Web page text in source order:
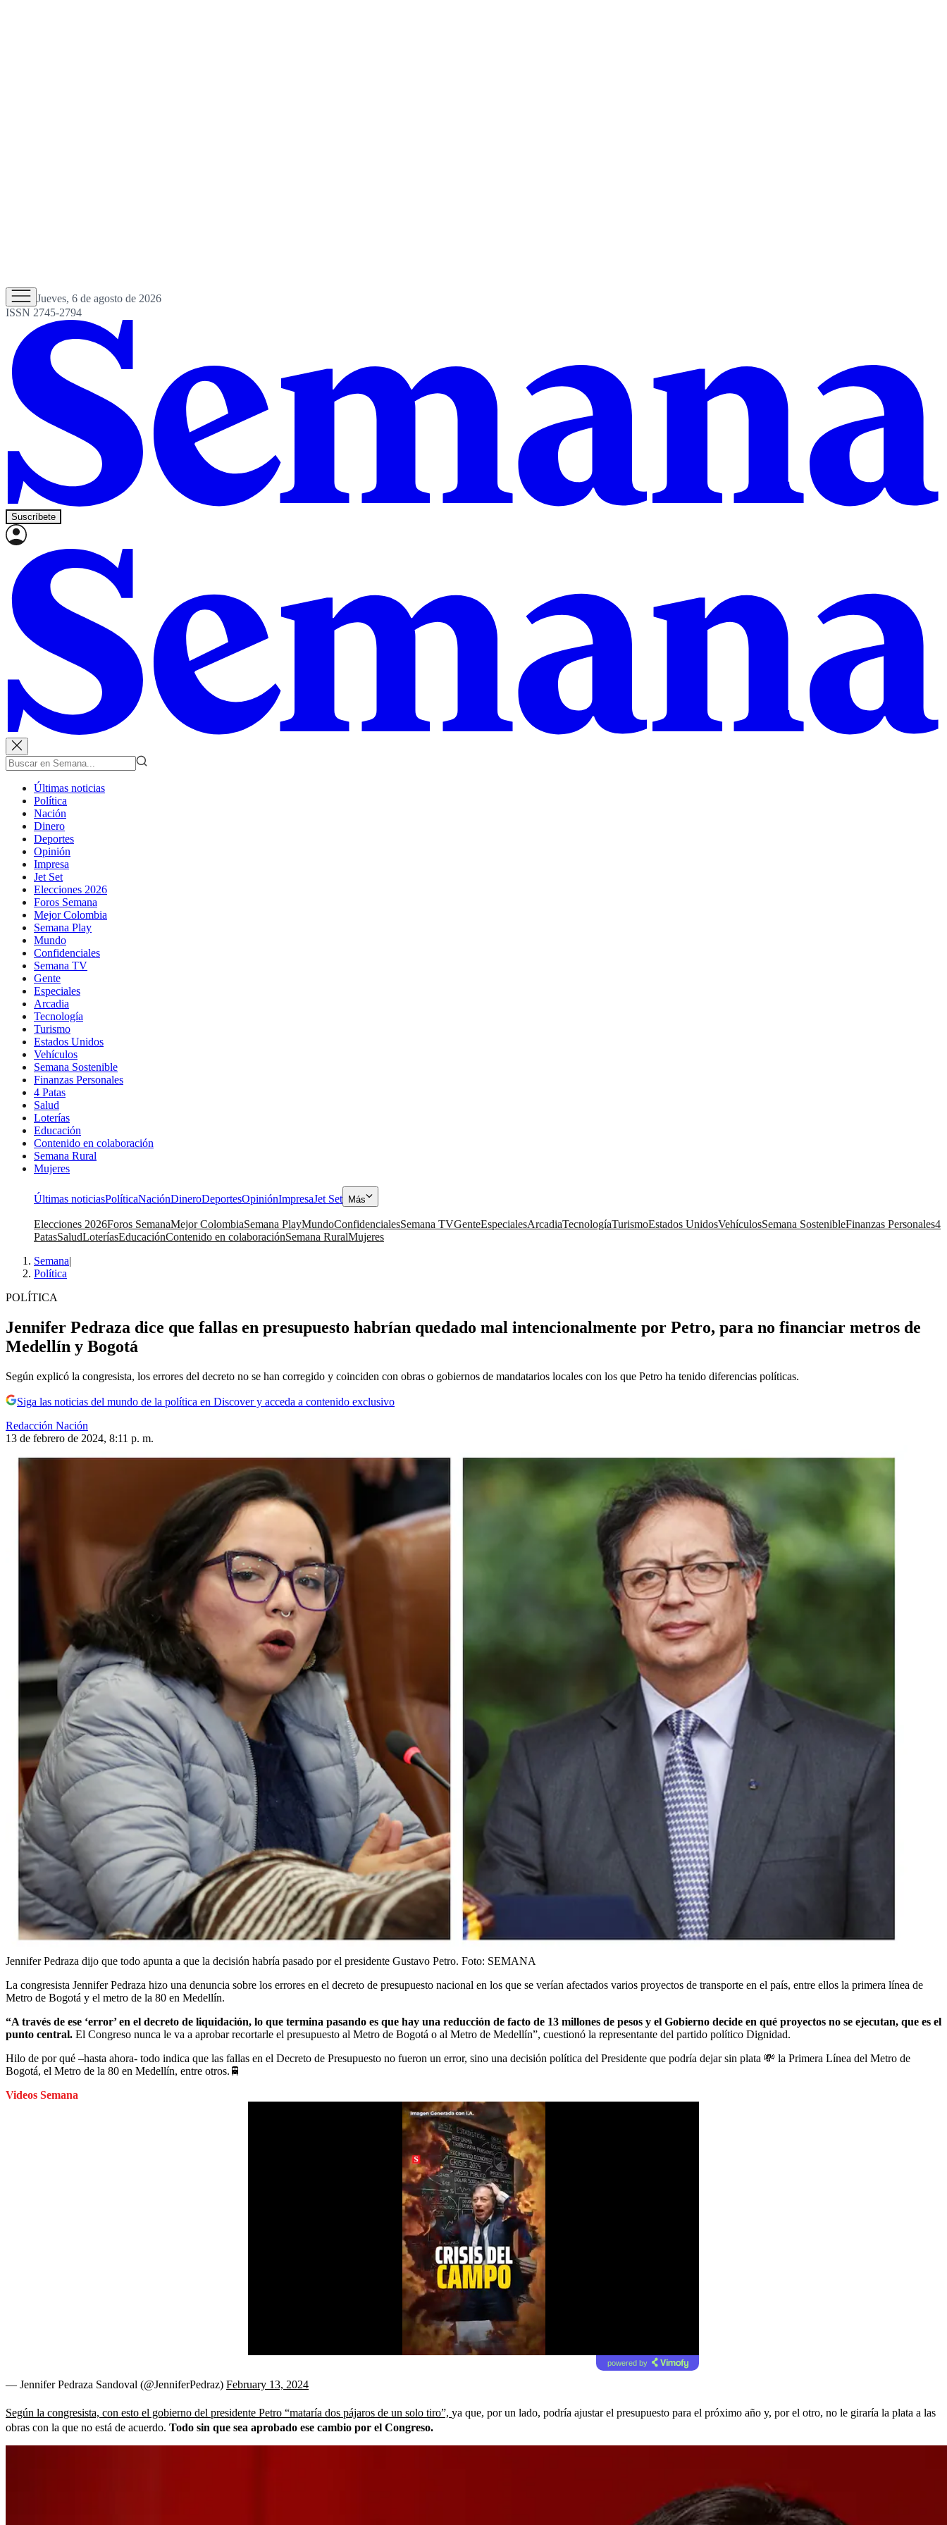
Jueves, 6 de agosto de 2026
ISSN 2745-2794
Suscríbete
Últimas noticias
Política
Nación
Dinero
Deportes
Opinión
Impresa
Jet Set
Elecciones 2026
Foros Semana
Mejor Colombia
Semana Play
Mundo
Confidenciales
Semana TV
Gente
Especiales
Arcadia
Tecnología
Turismo
Estados Unidos
Vehículos
Semana Sostenible
Finanzas Personales
4 Patas
Salud
Loterías
Educación
Contenido en colaboración
Semana Rural
Mujeres
Últimas noticiasPolíticaNaciónDineroDeportesOpiniónImpresaJet Set Más
Elecciones 2026Foros SemanaMejor ColombiaSemana PlayMundoConfidencialesSemana TVGenteEspecialesArcadiaTecnologíaTurismoEstados UnidosVehículosSemana SostenibleFinanzas Personales4
PatasSaludLoteríasEducaciónContenido en colaboraciónSemana RuralMujeres
Semana|
Política
POLÍTICA
Jennifer Pedraza dice que fallas en presupuesto habrían quedado mal intencionalmente por Petro, para no financiar metros de
Medellín y Bogotá
Según explicó la congresista, los errores del decreto no se han corregido y coinciden con obras o gobiernos de mandatarios locales con los que Petro ha tenido diferencias políticas.
Siga las noticias del mundo de la política en Discover y acceda a contenido exclusivo
Redacción Nación
13 de febrero de 2024, 8:11 p. m.
Jennifer Pedraza dijo que todo apunta a que la decisión habría pasado por el presidente Gustavo Petro. Foto: SEMANA
La congresista Jennifer Pedraza hizo una denuncia sobre los errores en el decreto de presupuesto nacional en los que se verían afectados varios proyectos de transporte en el país, entre ellos la primera línea de
Metro de Bogotá y el metro de la 80 en Medellín.
“A través de ese ‘error’ en el decreto de liquidación, lo que termina pasando es que hay una reducción de facto de 13 millones de pesos y el Gobierno decide en qué proyectos no se ejecutan, que es el
punto central. El Congreso nunca le va a aprobar recortarle el presupuesto al Metro de Bogotá o al Metro de Medellín”, cuestionó la representante del partido político Dignidad.
Hilo de por qué –hasta ahora- todo indica que las fallas en el Decreto de Presupuesto no fueron un error, sino una decisión política del Presidente que podría dejar sin plata 💸 la Primera Línea del Metro de
Bogotá, el Metro de la 80 en Medellín, entre otros.🚆
Videos Semana
powered by
— Jennifer Pedraza Sandoval (@JenniferPedraz) February 13, 2024
Según la congresista, con esto el gobierno del presidente Petro “mataría dos pájaros de un solo tiro”, ya que, por un lado, podría ajustar el presupuesto para el próximo año y, por el otro, no le giraría la plata a las
obras con la que no está de acuerdo. Todo sin que sea aprobado ese cambio por el Congreso.